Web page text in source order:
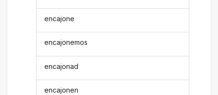
encajone
encajonemos
encajonad
encajonen